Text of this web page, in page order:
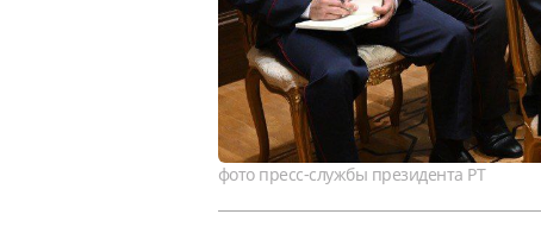
фото пресс-службы президента РТ